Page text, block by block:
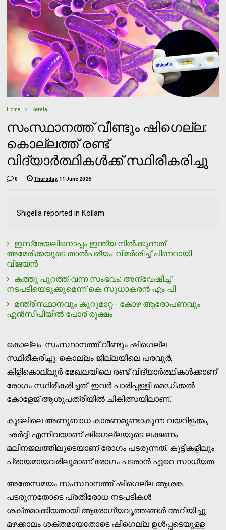
Home Kerala
സംസ്ഥാനത്ത് വീണ്ടും ഷിഗെല്ല:
കൊല്ലത്ത് രണ്ട്
വിദ്യാര്‍ത്ഥികള്‍ക്ക് സ്ഥിരീകരിച്ചു
0 Thursday, 11 June 2026
Shigella reported in Kollam
ഇസ്രേയലിനൊപ്പം ഇന്ത്യ നില്‍ക്കുന്നത്
അമേരിക്കയുടെ താല്‍പര്യം: വിമര്‍ശിച്ച് പിണറായി
വിജയന്‍
കത്തു പുറത്ത് വന്ന സംഭവം: അന്വേഷിച്ച്
നടപടിയെടുക്കുമെന്ന് കെ സുധാകരൻ എം പി
മന്ത്രിസ്ഥാനവും കൂറുമാറ്റ - കോഴ ആരോപണവും:
എന്‍സിപിയില്‍ പോര് രൂക്ഷം
കൊല്ലം: സംസ്ഥാനത്ത് വീണ്ടും ഷിഗെല്ല
സ്ഥിരീകരിച്ചു. കൊല്ലം ജില്ലയിലെ പരവൂര്‍,
കിളികൊല്ലൂര്‍ മേഖലയിലെ രണ്ട് വിദ്യാര്‍ത്ഥികള്‍ക്കാണ്
രോഗം സ്ഥിരീകരിച്ചത്. ഇവര്‍ പാരിപ്പള്ളി മെഡിക്കല്‍
കോളേജ് ആശുപത്രിയില്‍ ചികിത്സയിലാണ്.
കുടലിലെ അണുബാധ കാരണമുണ്ടാകുന്ന വയറിളക്കം,
ഛര്‍ദ്ദി എന്നിവയാണ് ഷിഗെല്ലയുടെ ലക്ഷണം.
മലിനജലത്തിലൂടെയാണ് രോഗം പടരുന്നത്. കുട്ടികളിലും
പ്രായമായവരിലുമാണ് രോഗം പടരാന്‍ ഏറെ സാധ്യത.
അതേസമയം സംസ്ഥാനത്ത് ഷിഗെല്ല ആശങ്ക
പടരുന്നതോടെ പ്രതിരോധ നടപടികള്‍
ശക്തമാക്കിയതായി ആരോഗ്യവൃത്തങ്ങള്‍ അറിയിച്ചു.
മഴക്കാലം ശക്തമായതോടെ ഷിഗെല്ല ഉള്‍പ്പടെയുള്ള